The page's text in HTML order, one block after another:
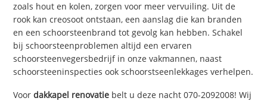
zoals hout en kolen, zorgen voor meer vervuiling. Uit de
rook kan creosoot ontstaan, een aanslag die kan branden
en een schoorsteenbrand tot gevolg kan hebben. Schakel
bij schoorsteenproblemen altijd een ervaren
schoorsteenvegersbedrijf in onze vakmannen, naast
schoorsteeninspecties ook schoorstseenlekkages verhelpen.
Voordakkapel renovatie belt u deze nacht 070-2092008! Wij